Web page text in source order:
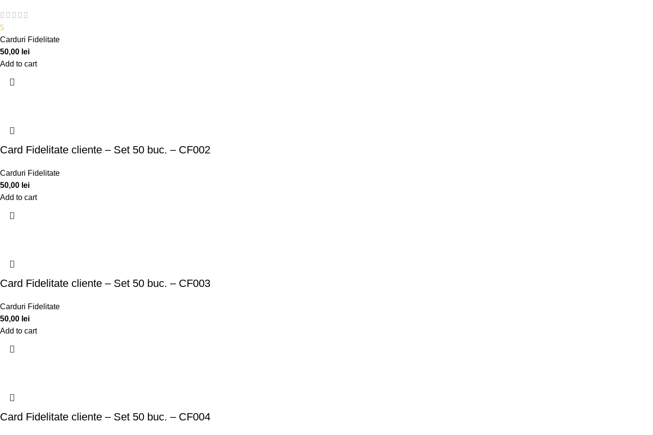
5
Carduri Fidelitate
50,00 lei
Add to cart
Card Fidelitate cliente – Set 50 buc. – CF002
Carduri Fidelitate
50,00 lei
Add to cart
Card Fidelitate cliente – Set 50 buc. – CF003
Carduri Fidelitate
50,00 lei
Add to cart
Card Fidelitate cliente – Set 50 buc. – CF004